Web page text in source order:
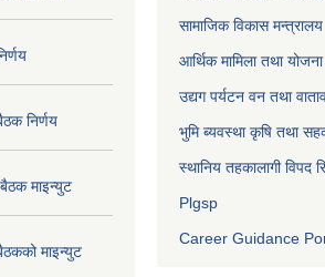
निर्णय
माइन्युट
माइन्युट
सामाजिक विकास मन्त्रालय
आर्थिक मामिला तथा
उद्यग पर्यटन वन तथा
भुमि ब्यवस्था कृषि तथा
स्थानिय तहकालागी विपद
Plgsp
Career Guidance